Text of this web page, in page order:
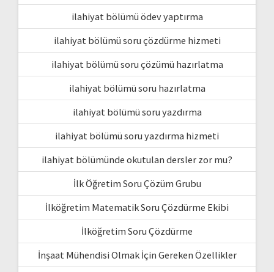
ilahiyat bölümü ödev yaptırma
ilahiyat bölümü soru çözdürme hizmeti
ilahiyat bölümü soru çözümü hazırlatma
ilahiyat bölümü soru hazırlatma
ilahiyat bölümü soru yazdırma
ilahiyat bölümü soru yazdırma hizmeti
ilahiyat bölümünde okutulan dersler zor mu?
İlk Öğretim Soru Çözüm Grubu
İlköğretim Matematik Soru Çözdürme Ekibi
İlköğretim Soru Çözdürme
İnşaat Mühendisi Olmak İçin Gereken Özellikler